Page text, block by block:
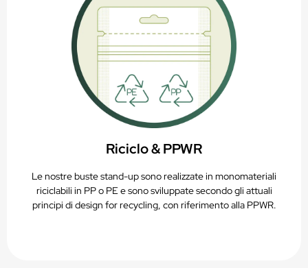
Riciclo & PPWR
Le nostre buste stand-up sono realizzate in monomateriali
riciclabili in PP o PE e sono sviluppate secondo gli attuali
principi di design for recycling, con riferimento alla PPWR.